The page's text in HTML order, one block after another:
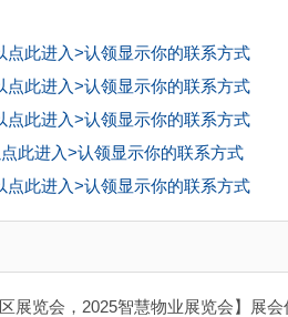
点此进入>认领显示你的联系方式
点此进入>认领显示你的联系方式
点此进入>认领显示你的联系方式
此进入>认领显示你的联系方式
点此进入>认领显示你的联系方式
展览会，2025智慧物业展览会】展